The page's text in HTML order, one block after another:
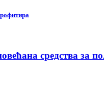
средства за